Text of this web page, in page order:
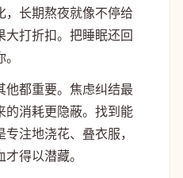
，长期熬夜就像不停给
大打折扣。把睡眠还回
他都重要。焦虑纠结最
的消耗更隐蔽。找到能
注地浇花、叠衣服，
得以潜藏。